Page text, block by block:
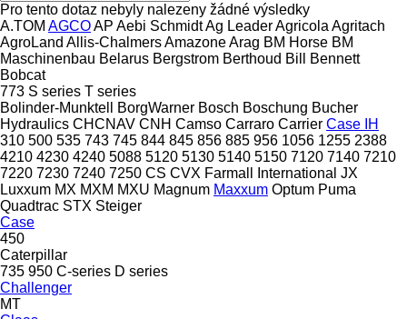
Pro tento dotaz nebyly nalezeny žádné výsledky
A.TOM AGCOAP Aebi SchmidtAg LeaderAgricola Agritach
AgroLand Allis-ChalmersAmazoneArag BM Horse BM
Maschinenbau Belarus Bergstrom Berthoud Bill Bennett
Bobcat
773 S series T series
Bolinder-Munktell
BorgWarner Bosch Boschung Bucher
Hydraulics CHCNAV CNH Camso Carraro Carrier Case IH
310 500 535 743 745 844 845 856 885 956 1056 1255 2388
4210 4230 4240 5088 5120 5130 5140 5150 7120 7140 7210
7220 7230 7240 7250 CS CVX Farmall International JX
Luxxum MX MXM MXU Magnum Maxxum Optum Puma
Quadtrac STX Steiger
Case
450
Caterpillar
735 950 C-series D series
Challenger
MT